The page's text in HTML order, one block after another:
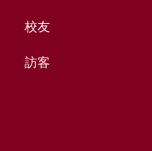
校友
訪客